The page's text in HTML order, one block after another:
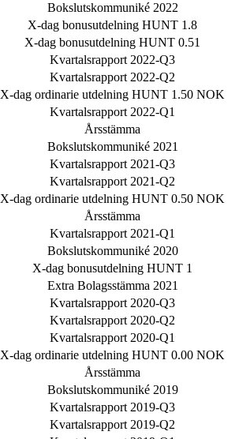
Bokslutskommuniké 2022
X-dag bonusutdelning HUNT 1.8
X-dag bonusutdelning HUNT 0.51
Kvartalsrapport 2022-Q3
Kvartalsrapport 2022-Q2
X-dag ordinarie utdelning HUNT 1.50 NOK
Kvartalsrapport 2022-Q1
Årsstämma
Bokslutskommuniké 2021
Kvartalsrapport 2021-Q3
Kvartalsrapport 2021-Q2
X-dag ordinarie utdelning HUNT 0.50 NOK
Årsstämma
Kvartalsrapport 2021-Q1
Bokslutskommuniké 2020
X-dag bonusutdelning HUNT 1
Extra Bolagsstämma 2021
Kvartalsrapport 2020-Q3
Kvartalsrapport 2020-Q2
Kvartalsrapport 2020-Q1
X-dag ordinarie utdelning HUNT 0.00 NOK
Årsstämma
Bokslutskommuniké 2019
Kvartalsrapport 2019-Q3
Kvartalsrapport 2019-Q2